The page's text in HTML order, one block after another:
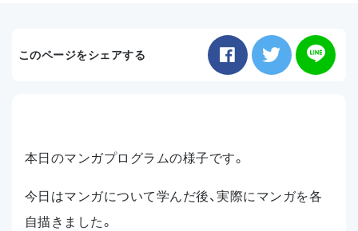
このページをシェアする
本日のマンガプログラムの様子です。
今日はマンガについて学んだ後、実際にマンガを各
自描きました。